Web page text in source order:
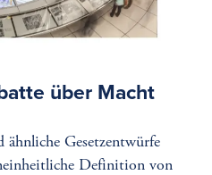
über Macht
Gesetzentwürfe
Definition von